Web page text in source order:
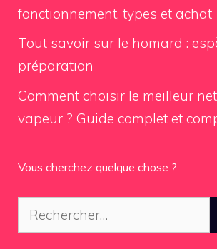
fonctionnement, types et achat
Tout savoir sur le homard :
préparation
Comment choisir le meilleur
vapeur ? Guide complet et
Vous cherchez quelque chose ?
Rechercher :